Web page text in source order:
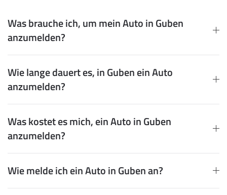
Was brauche ich, um mein Auto in Guben
anzumelden?
Wie lange dauert es, in Guben ein Auto
anzumelden?
Was kostet es mich, ein Auto in Guben
anzumelden?
Wie melde ich ein Auto in Guben an?